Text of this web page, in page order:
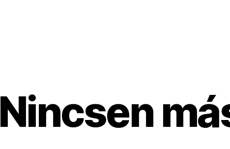
Nincsen